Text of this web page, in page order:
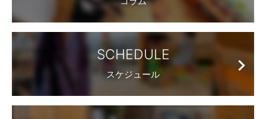
SCHEDULE
スケジュール